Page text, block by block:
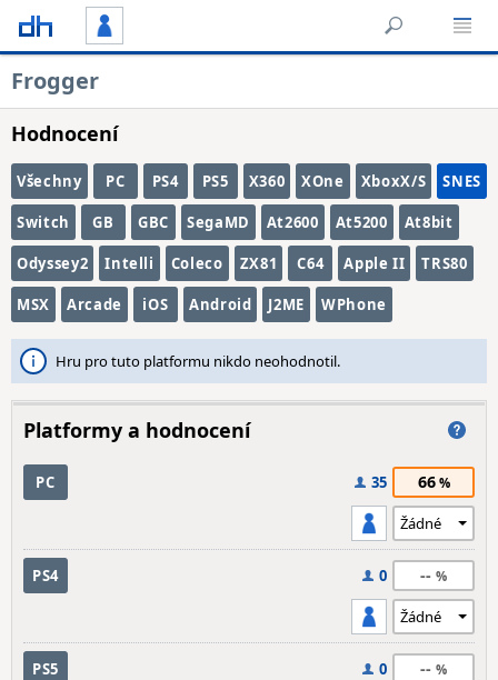
Frogger
Hodnocení
Všechny PC PS4 PS5 X360 XOne XboxX/S SNES
Switch GB GBC SegaMD At2600 At5200 At8bit
Odyssey2 Intelli Coleco ZX81 C64 Apple II TRS80
MSX Arcade iOS Android J2ME WPhone
Hru pro tuto platformu nikdo neohodnotil.
Platformy a hodnocení
PC 35 66
PS4 0 --
PS5 0 --